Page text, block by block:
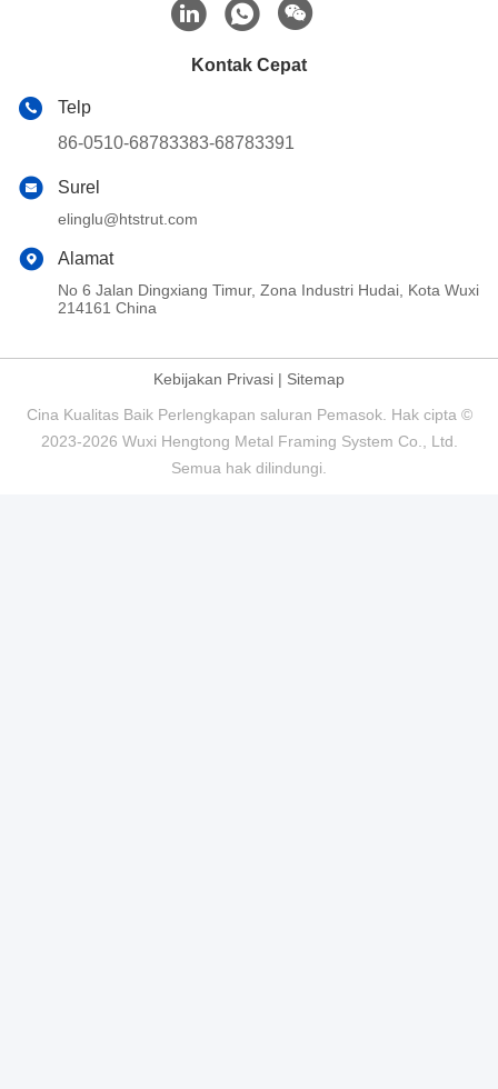
Kontak Cepat
Telp
86-0510-68783383-68783391
Surel
elinglu@htstrut.com
Alamat
No 6 Jalan Dingxiang Timur, Zona Industri Hudai, Kota Wuxi
214161 China
Kebijakan Privasi | Sitemap
Cina Kualitas Baik Perlengkapan saluran Pemasok. Hak cipta ©
2023-2026 Wuxi Hengtong Metal Framing System Co., Ltd.
Semua hak dilindungi.